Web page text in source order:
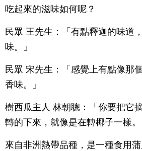
吃起來的滋味如何呢？
民眾 王先生：「有點釋迦的味道
味。」
民眾 宋先生：「感覺上有點像那
香味。」
樹西瓜主人 林朝聰：「你要把它
轉的下來，就像是在轉椰子一樣。
來自非洲熱帶品種，是一種食用